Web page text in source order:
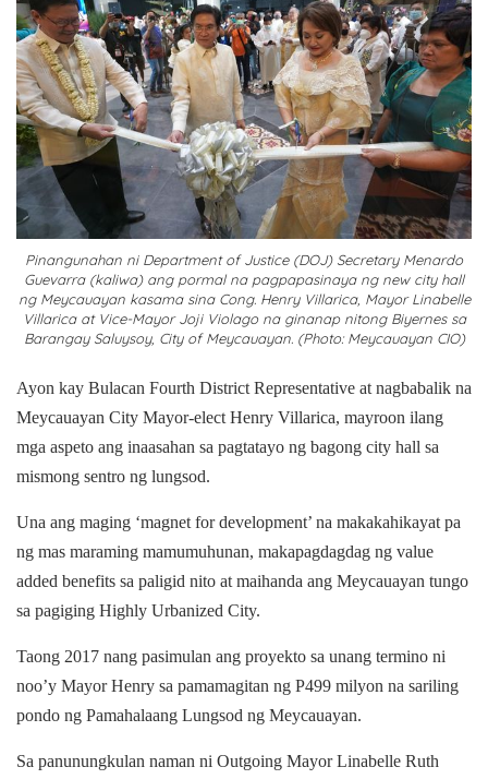
Pinangunahan ni Department of Justice (DOJ) Secretary Menardo
Guevarra (kaliwa) ang pormal na pagpapasinaya ng new city hall
ng Meycauayan kasama sina Cong. Henry Villarica, Mayor Linabelle
Villarica at Vice-Mayor Joji Violago na ginanap nitong Biyernes sa
Barangay Saluysoy, City of Meycauayan. (Photo: Meycauayan CIO)
Ayon kay Bulacan Fourth District Representative at nagbabalik na
Meycauayan City Mayor-elect Henry Villarica, mayroon ilang
mga aspeto ang inaasahan sa pagtatayo ng bagong city hall sa
mismong sentro ng lungsod.
Una ang maging ‘magnet for development’ na makakahikayat pa
ng mas maraming mamumuhunan, makapagdagdag ng value
added benefits sa paligid nito at maihanda ang Meycauayan tungo
sa pagiging Highly Urbanized City.
Taong 2017 nang pasimulan ang proyekto sa unang termino ni
noo’y Mayor Henry sa pamamagitan ng P499 milyon na sariling
pondo ng Pamahalaang Lungsod ng Meycauayan.
Sa panunungkulan naman ni Outgoing Mayor Linabelle Ruth